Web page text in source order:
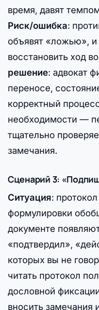
время, давят
Риск/ошибка:
объявят «ложью»,
восстановить ход
решение: адвокат
переносе,
корректный
необходимости —
тщательно
замечания.
Сценарий 3:
Ситуация:
формулировки
документе
«подтвердил»,
которых вы не
читать протокол
дословной
вносить замечания